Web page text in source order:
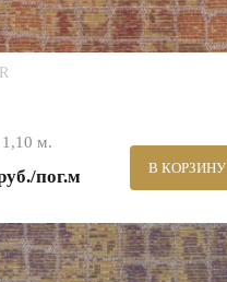
м.
пог.м В КОРЗИНУ